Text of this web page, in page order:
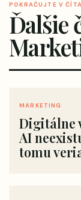
POKRAČUJTE V
Ďalšie
MARKETING
Digitálne
AI
tomu